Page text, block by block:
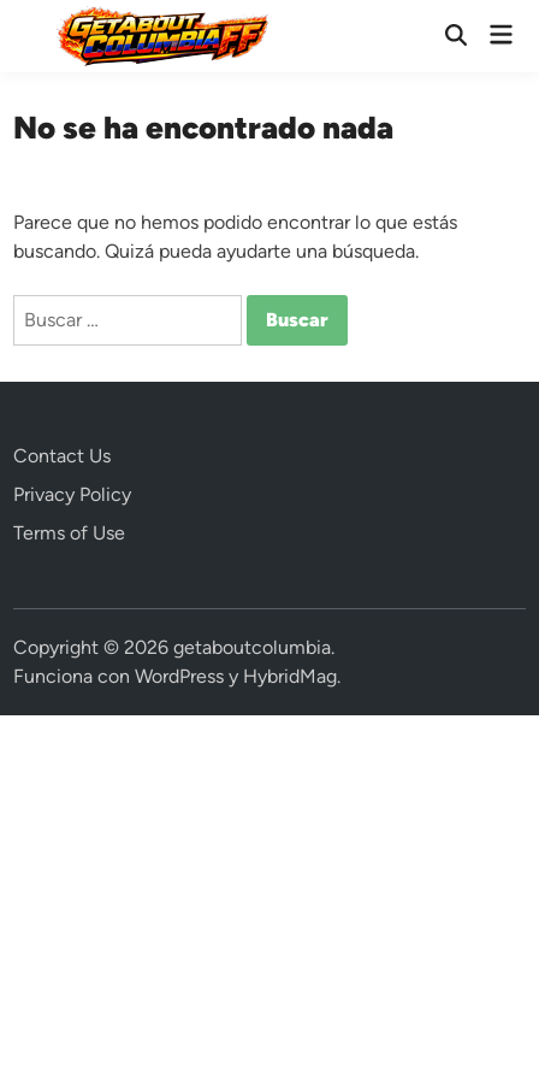
contenido
Abrir
No se ha encontrado nada
Parece que no hemos podido encontrar lo que estás
buscando. Quizá pueda ayudarte una búsqueda.
Buscar:
Contact Us
Privacy Policy
Terms of Use
Copyright © 2026getaboutcolumbia.
Funciona conWordPress y HybridMag.